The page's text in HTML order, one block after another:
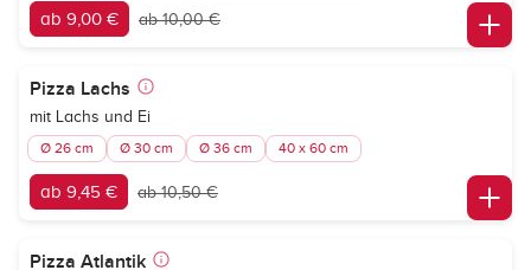
ab 9,00 € ab 10,00 €
Pizza Lachs
mit Lachs und Ei
Ø 26 cm Ø 30 cm Ø 36 cm 40 x 60 cm
ab 9,45 € ab 10,50 €
Pizza Atlantik